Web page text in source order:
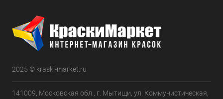
2025 © kraski-market.ru
141009, Московская обл., г. Мытищи, ул. Коммунистическая,